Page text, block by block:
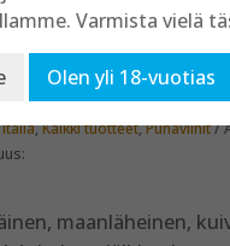
29
Italia,Kaikki tuotteet,Punaviinit
maanläheinen,
Varmista vielä
Olen yli 18-vuotias